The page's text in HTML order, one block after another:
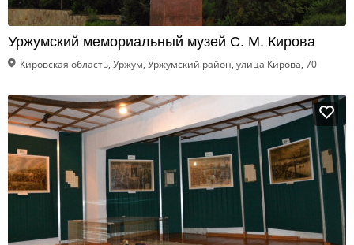
Уржумский мемориальный музей С. М. Кирова
Кировская область, Уржум, Уржумский район, улица Кирова, 70